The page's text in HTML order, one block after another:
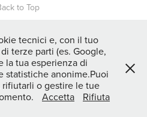
to Top
Villafane | P.IVA 04619670401
tecnici e, con il tuo
terze parti (es. Google,
la tua esperienza di
statistiche anonime.Puoi
o gestire le tue
Accetta Rifiuta